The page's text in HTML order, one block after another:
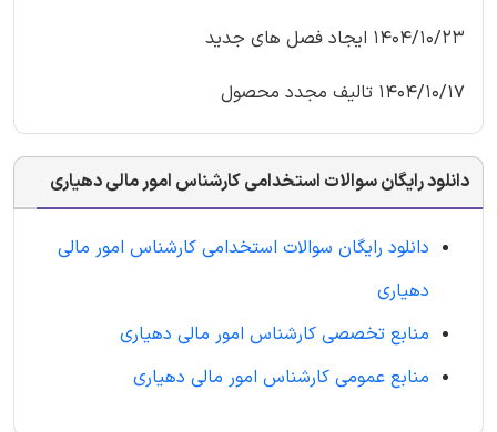
1404/10/23 ایجاد فصل های جدید
1404/10/17 تالیف مجدد محصول
دانلود رایگان سوالات استخدامی کارشناس امور مالی دهیاری
دانلود رایگان سوالات استخدامی کارشناس امور مالی
دهیاری
منابع تخصصی کارشناس امور مالی دهیاری
منابع عمومی کارشناس امور مالی دهیاری